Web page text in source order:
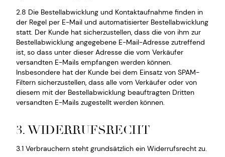
2.8 Die Bestellabwicklung und Kontaktaufnahme finden in
der Regel per E-Mail und automatisierter Bestellabwicklung
statt. Der Kunde hat sicherzustellen, dass die von ihm zur
Bestellabwicklung angegebene E-Mail-Adresse zutreffend
ist, so dass unter dieser Adresse die vom Verkäufer
versandten E-Mails empfangen werden können.
Insbesondere hat der Kunde bei dem Einsatz von SPAM-
Filtern sicherzustellen, dass alle vom Verkäufer oder von
diesem mit der Bestellabwicklung beauftragten Dritten
versandten E-Mails zugestellt werden können.
3. WIDERRUFSRECHT
3.1 Verbrauchern steht grundsätzlich ein Widerrufsrecht zu.